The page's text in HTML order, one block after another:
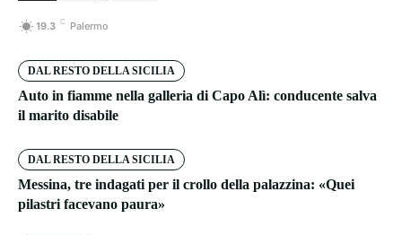
19.3 C Palermo
DAL RESTO DELLA SICILIA
Auto in fiamme nella galleria di Capo Alì: conducente salva
il marito disabile
DAL RESTO DELLA SICILIA
Messina, tre indagati per il crollo della palazzina: «Quei
pilastri facevano paura»